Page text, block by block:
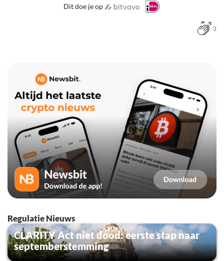
Dit doe je op
3
Regulatie Nieuws
CLARITY Act niet dood: eerste stap naar
septemberstemming